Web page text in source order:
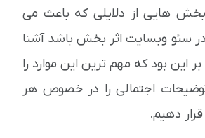
بخش هایی از دلایلی که باعث می
سئو وبسایت اثر بخش باشد آشنا
این بود که مهم ترین این موارد را
اجتمالی را در خصوص هر
قرار دهیم.